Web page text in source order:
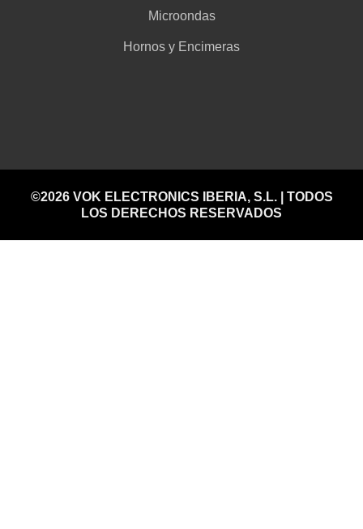
Microondas
Hornos y Encimeras
©2026 VOK ELECTRONICS IBERIA, S.L. | TODOS
LOS DERECHOS RESERVADOS